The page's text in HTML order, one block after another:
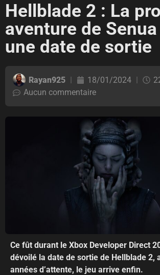
Hellblade 2 : La
aventure de
une date de sortie
Rayan925 18/01/2024
Aucun commentaire
Ce fût durant le Xbox Developer Direct
dévoilé la date de sortie de Hellblade 2,
années d’attente, le jeu arrive enfin.